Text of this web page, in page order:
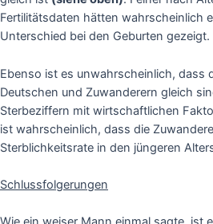
Fertilitätsdaten hätten wahrscheinlich
Unterschied bei den Geburten gezeigt.
Ebenso ist es unwahrscheinlich, dass
Deutschen und Zuwanderern gleich
Sterbeziffern mit wirtschaftlichen
ist wahrscheinlich, dass die
Sterblichkeitsrate in den jüngeren
Schlussfolgerungen